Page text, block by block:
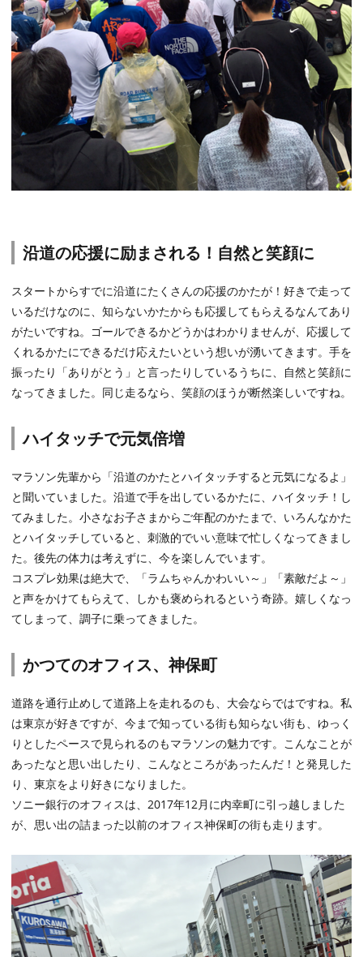
沿道の応援に励まされる！自然と笑顔に
スタートからすでに沿道にたくさんの応援のかたが！好きで走って
いるだけなのに、知らないかたからも応援してもらえるなんてあり
がたいですね。ゴールできるかどうかはわかりませんが、応援して
くれるかたにできるだけ応えたいという想いが湧いてきます。手を
振ったり「ありがとう」と言ったりしているうちに、自然と笑顔に
なってきました。同じ走るなら、笑顔のほうが断然楽しいですね。
ハイタッチで元気倍増
マラソン先輩から「沿道のかたとハイタッチすると元気になるよ」
と聞いていました。沿道で手を出しているかたに、ハイタッチ！し
てみました。小さなお子さまからご年配のかたまで、いろんなかた
とハイタッチしていると、刺激的でいい意味で忙しくなってきまし
た。後先の体力は考えずに、今を楽しんでいます。
コスプレ効果は絶大で、「ラムちゃんかわいい～」「素敵だよ～」
と声をかけてもらえて、しかも褒められるという奇跡。嬉しくなっ
てしまって、調子に乗ってきました。
かつてのオフィス、神保町
道路を通行止めして道路上を走れるのも、大会ならではですね。私
は東京が好きですが、今まで知っている街も知らない街も、ゆっく
りとしたペースで見られるのもマラソンの魅力です。こんなことが
あったなと思い出したり、こんなところがあったんだ！と発見した
り、東京をより好きになりました。
ソニー銀行のオフィスは、2017年12月に内幸町に引っ越しました
が、思い出の詰まった以前のオフィス神保町の街も走ります。